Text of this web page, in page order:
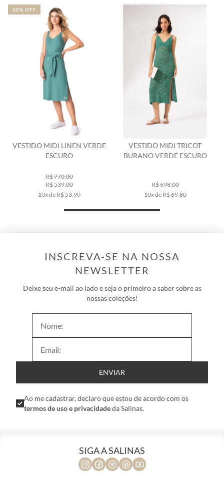
VESTIDO MIDI LINEN VERDE
ESCURO
R$ 770,00
R$ 539,00
10x de R$ 53,90
30% OFF
VESTIDO MIDI TRICOT
BURANO VERDE ESCURO
R$ 698,00
10x de R$ 69,80
INSCREVA-SE NA NOSSA
NEWSLETTER
Deixe seu e-mail ao lado e seja o primeiro a saber sobre as
nossas coleções!
ENVIAR
Ao me cadastrar, declaro que estou de acordo com os
termos de uso e privacidadeda Salinas.
SIGA A SALINAS